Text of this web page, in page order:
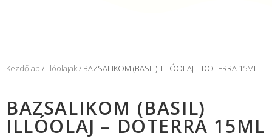
Kezdőlap / Illóolajak/ BAZSALIKOM (BASIL) ILLÓOLAJ – DOTERRA 15ML
BAZSALIKOM (BASIL)
ILLÓOLAJ – DOTERRA 15ML